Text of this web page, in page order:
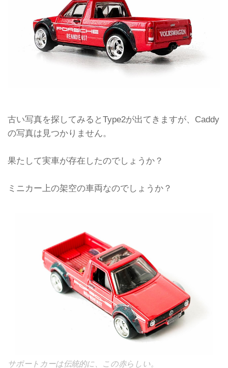
古い写真を探してみるとType2が出てきますが、Caddy
の写真は見つかりません。
果たして実車が存在したのでしょうか？
ミニカー上の架空の車両なのでしょうか？
サポートカーは伝統的に、この赤らしい。